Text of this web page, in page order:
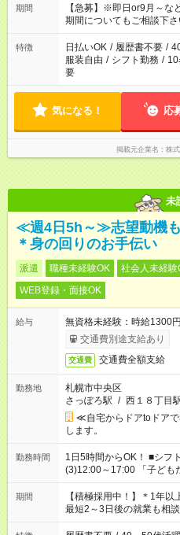
■週3日～/1日3h～OK ■他
さい！
期間
【急募】※即日or9月～な
期間についてもご相談下さ
特徴 日払いOK / 履歴書不要 /
服装自由 / シフト勤務 /
要
気になる！ 応
掲載元企業名 株
未
≪週4日5h～≫志望動機も
＊身の回りのお手伝い
派遣 職種未経験OK 社会人未経験
WEB登録・面接OK
給与
無資格未経験：時給
交通費別途支給あり
交通費 交通費全額支給
勤務地
札幌市中央区
さっぽろ駅 / 西１８丁目
≪自宅からドアtoドア
します。
勤務時間
1日5時間からOK！ ■シフト例 (1)8:00～13:00 (2)10:00～15:00
(3)12:00～17:00 「子どもたちが学校に行く間だけ働きたい」
「余裕を持って夕飯の準
はプライベートの時間に
いね。 ※Wワーク希望の方へ 今ご覧のお仕事で希望する勤務時
間と、もう1つのお仕事の
場合は応募できません。
期間
【積極採用中！】＊1年
最短2～3日後の就業も相談